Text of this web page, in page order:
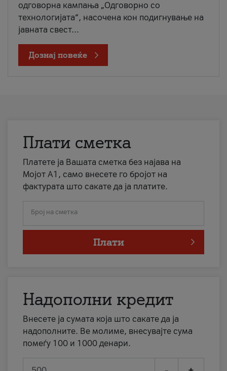
одговорна кампања „Одговорно со
технологијата“, насочена кон подигнување на
јавната свест...
Дознај повеќе
Плати сметка
Платете ја Вашата сметка без најава на
Мојот А1, само внесете го бројот на
фактурата што сакате да ја платите.
Број на сметка
Плати
Надополни кредит
Внесете ја сумата која што сакате да ја
надополните. Ве молиме, внесувајте сума
помеѓу 100 и 1000 денари.